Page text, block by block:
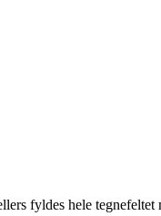
fyldes hele